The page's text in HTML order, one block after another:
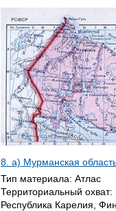
8. а) Мурманская
Тип материала: Атлас
Территориальный охват:
Республика Карелия,